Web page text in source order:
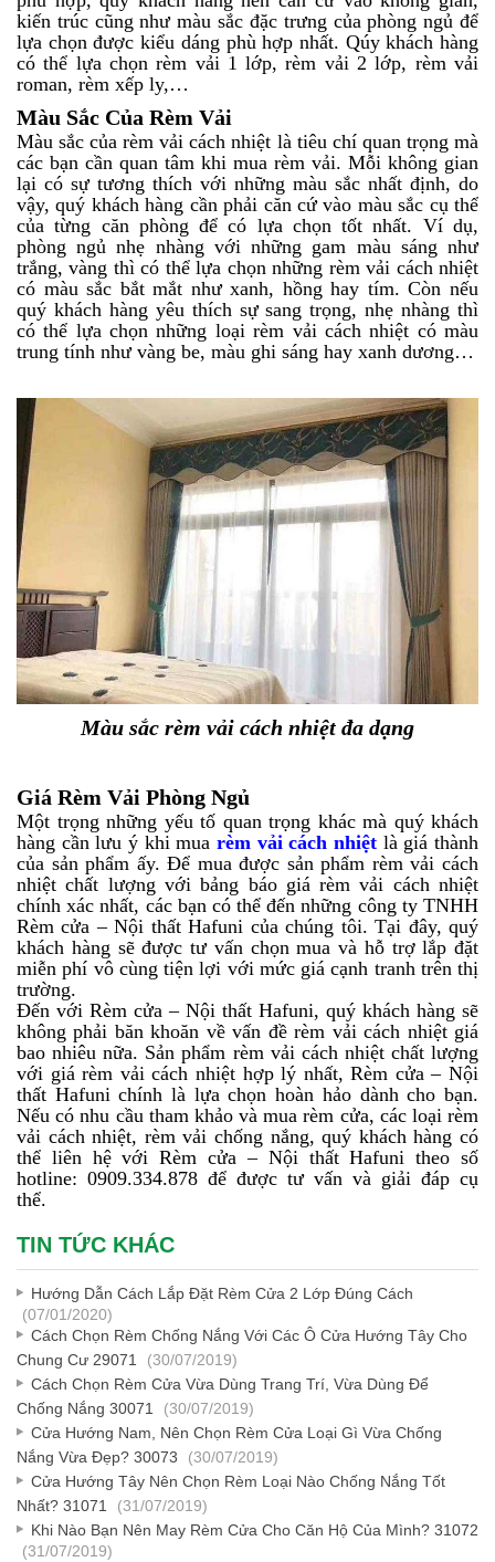
kiến trúc cũng như màu sắc đặc trưng của phòng ngủ để
lựa chọn được kiểu dáng phù hợp nhất. Qúy khách hàng
có thể lựa chọn rèm vải 1 lớp, rèm vải 2 lớp, rèm vải
roman, rèm xếp ly,…
Màu Sắc Của Rèm Vải
Màu sắc của rèm vải cách nhiệt là tiêu chí quan trọng mà
các bạn cần quan tâm khi mua rèm vải. Mỗi không gian
lại có sự tương thích với những màu sắc nhất định, do
vậy, quý khách hàng cần phải căn cứ vào màu sắc cụ thể
của từng căn phòng để có lựa chọn tốt nhất. Ví dụ,
phòng ngủ nhẹ nhàng với những gam màu sáng như
trắng, vàng thì có thể lựa chọn những rèm vải cách nhiệt
có màu sắc bắt mắt như xanh, hồng hay tím. Còn nếu
quý khách hàng yêu thích sự sang trọng, nhẹ nhàng thì
có thể lựa chọn những loại rèm vải cách nhiệt có màu
trung tính như vàng be, màu ghi sáng hay xanh dương…
Màu sắc rèm vải cách nhiệt đa dạng
Giá Rèm Vải Phòng Ngủ
Một trọng những yếu tố quan trọng khác mà quý khách
hàng cần lưu ý khi mua rèm vải cách nhiệt là giá thành
của sản phẩm ấy. Để mua được sản phẩm rèm vải cách
nhiệt chất lượng với bảng báo giá rèm vải cách nhiệt
chính xác nhất, các bạn có thể đến những công ty TNHH
Rèm cửa – Nội thất Hafuni của chúng tôi. Tại đây, quý
khách hàng sẽ được tư vấn chọn mua và hỗ trợ lắp đặt
miễn phí vô cùng tiện lợi với mức giá cạnh tranh trên thị
trường.
Đến với Rèm cửa – Nội thất Hafuni, quý khách hàng sẽ
không phải băn khoăn về vấn đề rèm vải cách nhiệt giá
bao nhiêu nữa. Sản phẩm rèm vải cách nhiệt chất lượng
với giá rèm vải cách nhiệt hợp lý nhất, Rèm cửa – Nội
thất Hafuni chính là lựa chọn hoàn hảo dành cho bạn.
Nếu có nhu cầu tham khảo và mua rèm cửa, các loại rèm
vải cách nhiệt, rèm vải chống nắng, quý khách hàng có
thể liên hệ với Rèm cửa – Nội thất Hafuni theo số
hotline: 0909.334.878 để được tư vấn và giải đáp cụ
thể.
TIN TỨC KHÁC
Hướng Dẫn Cách Lắp Đặt Rèm Cửa 2 Lớp Đúng Cách
(07/01/2020)
Cách Chọn Rèm Chống Nắng Với Các Ô Cửa Hướng Tây Cho
Chung Cư 29071
(30/07/2019)
Cách Chọn Rèm Cửa Vừa Dùng Trang Trí, Vừa Dùng Để
Chống Nắng 30071
(30/07/2019)
Cửa Hướng Nam, Nên Chọn Rèm Cửa Loại Gì Vừa Chống
Nắng Vừa Đẹp? 30073
(30/07/2019)
Cửa Hướng Tây Nên Chọn Rèm Loại Nào Chống Nắng Tốt
Nhất? 31071
(31/07/2019)
Khi Nào Bạn Nên May Rèm Cửa Cho Căn Hộ Của Mình? 31072
(31/07/2019)